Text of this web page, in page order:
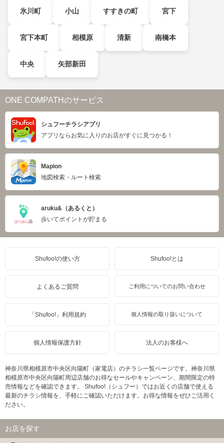
氷川町 小山 すすきの町 宮下
宮下本町 相模原 清新 南橋本
中央 矢部新田
ONE COMPATHのサービス
シュフーチラシアプリ
アプリならお気に入りのお店がすぐに見つかる！
Mapion
地図検索・ルート検索
aruku&（あるくと）
歩いてポイントが貯まる
Shufoo!の使い方 Shufoo!とは
よくあるご質問 ご利用についてのお問い合わせ
「Shufoo!」利用規約 個人情報の取り扱いについて
個人情報保護方針 法人のお客様へ
神奈川県相模原市中央区向陽町（家電店）のチラシ一覧ページです。神奈川県
相模原市中央区向陽町周辺店舗のお得なセールやキャンペーン、期間限定の特
売情報などを確認できます。 Shufoo!（シュフー）ではお近くの店舗で使える
最新のチラシ情報を、手軽にご確認いただけます。お得な情報をぜひご活用く
ださい。
お店を探す